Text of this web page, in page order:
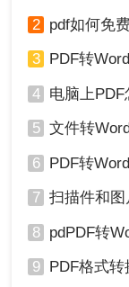
2 pdf如何免费转化
3 PDF转Word的
4 电脑上PDF怎么免
5 文件转Word形
6 PDF转Word
7 扫描件和图片
8 pdPDF转
9 PDF格式转换